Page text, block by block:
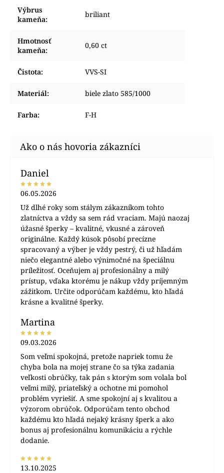
Výbrus
kameňa:
briliant
Hmotnosť
kameňa:
0,60 ct
Čistota: VVS-SI
Materiál: biele zlato 585/1000
Farba: F-H
Daniel
06.05.2026
Už dlhé roky som stálym zákazníkom tohto
zlatníctva a vždy sa sem rád vraciam. Majú naozaj
úžasné šperky – kvalitné, vkusné a zároveň
originálne. Každý kúsok pôsobí precízne
spracovaný a výber je vždy pestrý, či už hľadám
niečo elegantné alebo výnimočné na špeciálnu
príležitosť. Oceňujem aj profesionálny a milý
prístup, vďaka ktorému je nákup vždy príjemným
zážitkom. Určite odporúčam každému, kto hľadá
krásne a kvalitné šperky.
Martina
09.03.2026
Som veľmi spokojná, pretože napriek tomu že
chyba bola na mojej strane čo sa týka zadania
veľkosti obrúčky, tak pán s ktorým som volala bol
veľmi milý, priateľský a ochotne mi pomohol
problém vyriešiť. A sme spokojní aj s kvalitou a
výzorom obrúčok. Odporúčam tento obchod
každému kto hľadá nejaký krásny šperk a ako
bonus aj profesionálnu komunikáciu a rýchle
dodanie.
13.10.2025